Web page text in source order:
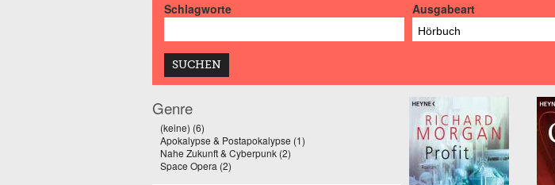
Schlagworte Ausgabeart
Hörbuch
Genre
(keine) (6)
Apokalypse & Postapokalypse (1) Apply Apokalypse & Postapokalypse filter
Nahe Zukunft & Cyberpunk (2) Apply Nahe Zukunft & Cyberpunk filter
Space Opera (2)